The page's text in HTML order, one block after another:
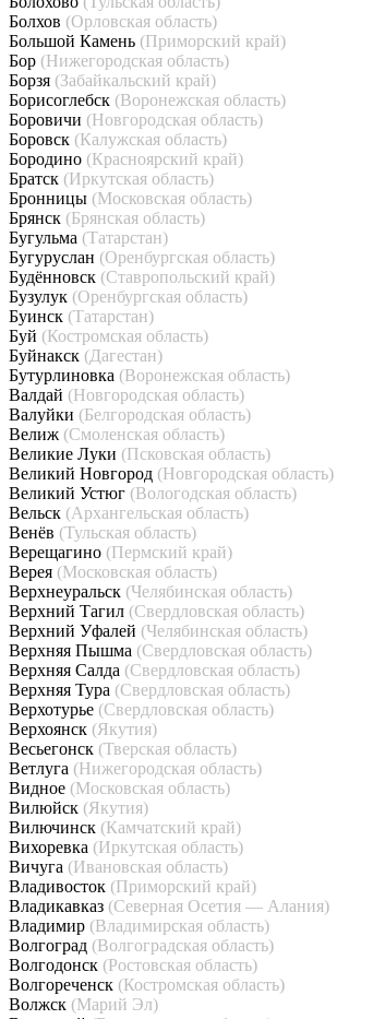
Болхов (Орловская область)
Большой Камень (Приморский край)
Бор (Нижегородская область)
Борзя (Забайкальский край)
Борисоглебск (Воронежская область)
Боровичи (Новгородская область)
Боровск (Калужская область)
Бородино (Красноярский край)
Братск (Иркутская область)
Бронницы (Московская область)
Брянск (Брянская область)
Бугульма (Татарстан)
Бугуруслан (Оренбургская область)
Будённовск (Ставропольский край)
Бузулук (Оренбургская область)
Буинск (Татарстан)
Буй (Костромская область)
Буйнакск (Дагестан)
Бутурлиновка (Воронежская область)
Валдай (Новгородская область)
Валуйки (Белгородская область)
Велиж (Смоленская область)
Великие Луки (Псковская область)
Великий Новгород (Новгородская область)
Великий Устюг (Вологодская область)
Вельск (Архангельская область)
Венёв (Тульская область)
Верещагино (Пермский край)
Верея (Московская область)
Верхнеуральск (Челябинская область)
Верхний Тагил (Свердловская область)
Верхний Уфалей (Челябинская область)
Верхняя Пышма (Свердловская область)
Верхняя Салда (Свердловская область)
Верхняя Тура (Свердловская область)
Верхотурье (Свердловская область)
Верхоянск (Якутия)
Весьегонск (Тверская область)
Ветлуга (Нижегородская область)
Видное (Московская область)
Вилюйск (Якутия)
Вилючинск (Камчатский край)
Вихоревка (Иркутская область)
Вичуга (Ивановская область)
Владивосток (Приморский край)
Владикавказ (Северная Осетия — Алания)
Владимир (Владимирская область)
Волгоград (Волгоградская область)
Волгодонск (Ростовская область)
Волгореченск (Костромская область)
Волжск (Марий Эл)